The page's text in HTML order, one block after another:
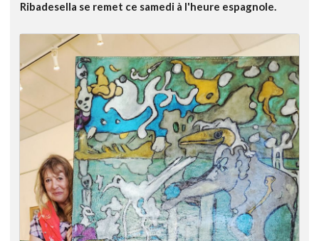
Ribadesella se remet ce samedi à l'heure espagnole.